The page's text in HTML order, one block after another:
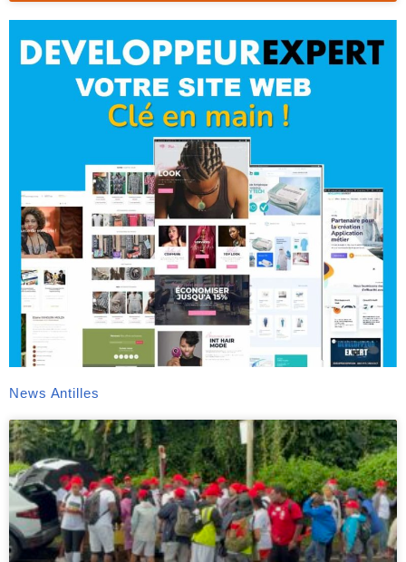
News Antilles